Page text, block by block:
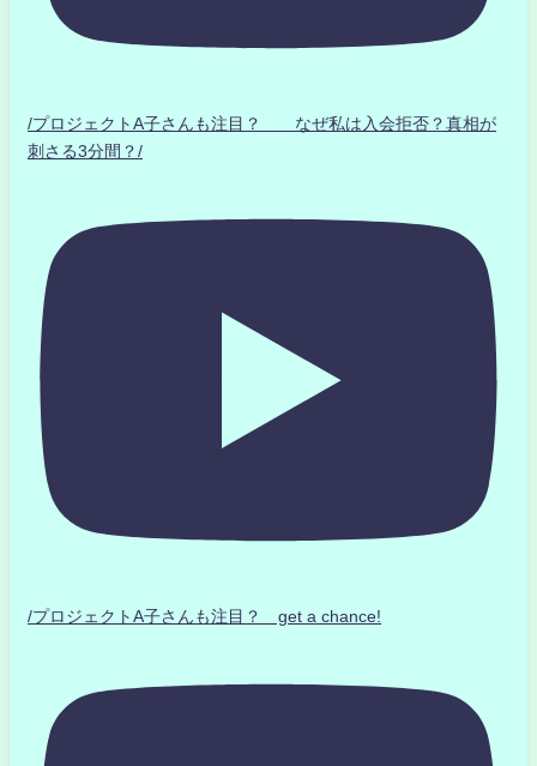
/プロジェクトA子さんも注目？ なぜ私は入会拒否？真相が
刺さる3分間？/
/プロジェクトA子さんも注目？ get a chance!